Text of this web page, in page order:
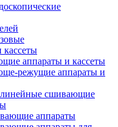
аппараты и кассеты
режущие аппараты и
линейные сшивающие
аппараты